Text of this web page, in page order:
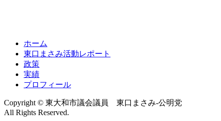
ホーム
東口まさみ活動レポート
政策
実績
プロフィール
Copyright © 東大和市議会議員 東口まさみ-公明党
All Rights Reserved.